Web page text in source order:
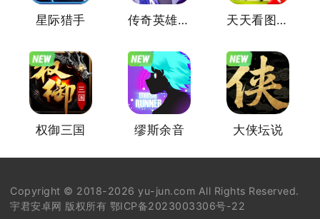
星际猎手 传奇英雄酷跑 天天看图猜成语
权御三国 缪斯余音 大侠坛说
Copyright © 2018-2026 yu-jun.com All Rights Reserved.
宇君安卓网 版权所有 鄂ICP备2023003306号-22